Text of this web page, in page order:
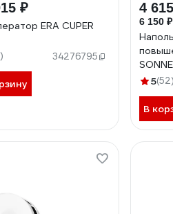
₽
ERA CUPER
34276795
4
6 150 ₽
120
5(52)
В